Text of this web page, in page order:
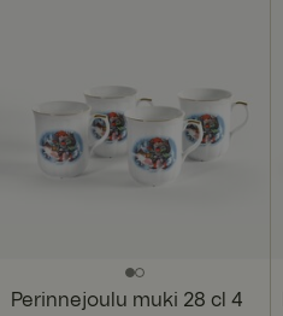
Perinnejoulu muki 28 cl 4